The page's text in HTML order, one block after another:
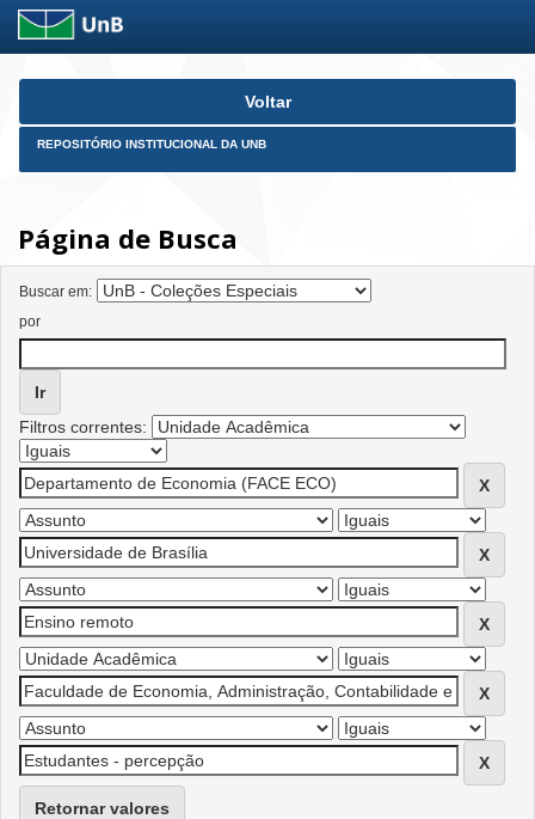
Skip
Voltar
REPOSITÓRIO INSTITUCIONAL DA UNB
Página de Busca
Buscar em:
por
Filtros correntes:
Retornar valores